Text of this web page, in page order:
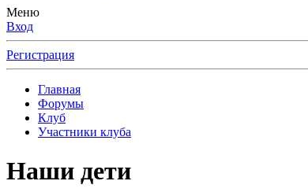
Меню
Вход
Регистрация
Главная
Форумы
Клуб
Участники клуба
Наши дети